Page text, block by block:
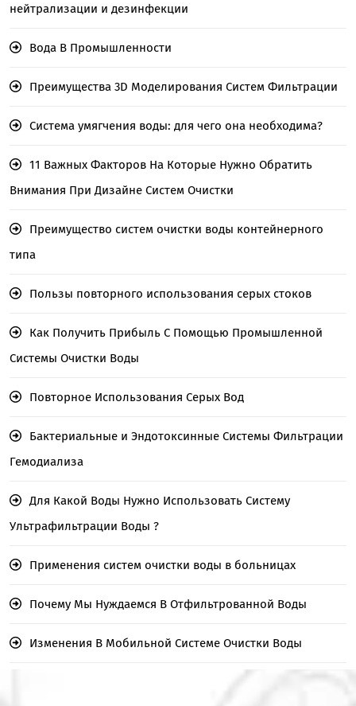
нейтрализации и дезинфекции
Вода В Промышленности
Преимущества 3D Моделирования Систем Фильтрации
Система умягчения воды: для чего она необходима?
11 Важных Факторов На Которые Нужно Обратить
Внимания При Дизайне Систем Очистки
Преимущество систем очистки воды контейнерного
типа
Пользы повторного использования серых стоков
Как Получить Прибыль С Помощью Промышленной
Системы Очистки Воды
Повторное Использования Серых Вод
Бактериальные и Эндотоксинные Системы Фильтрации
Гемодиализа
Для Какой Воды Нужно Использовать Систему
Ультрафильтрации Воды ?
Применения систем очистки воды в больницах
Почему Мы Нуждаемся В Отфильтрованной Воды
Изменения В Мобильной Системе Очистки Воды